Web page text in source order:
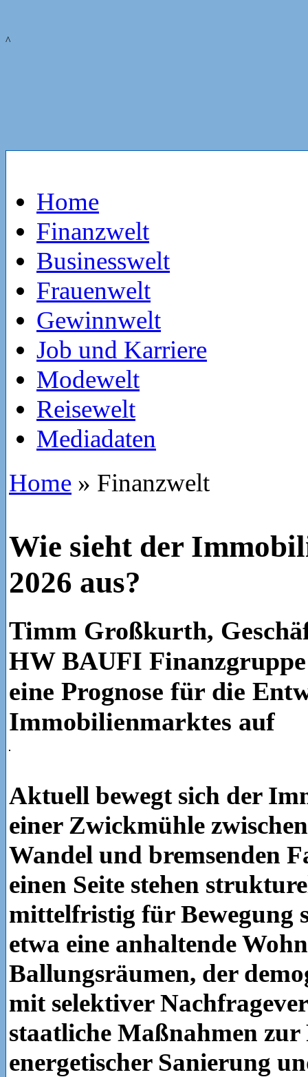
^
Home
Finanzwelt
Businesswelt
Frauenwelt
Gewinnwelt
Job und Karriere
Modewelt
Reisewelt
Mediadaten
Home » Finanzwelt
Wie sieht der
2026 aus?
Timm Großkurth,
HW BAUFI
eine Prognose für die
Immobilienmarktes auf
Aktuell bewegt sich der
einer Zwickmühle
Wandel und bremsenden
einen Seite stehen
mittelfristig für Bewegung
etwa eine anhaltende
Ballungsräumen, der
mit selektiver
staatliche Maßnahmen
energetischer Sanierung